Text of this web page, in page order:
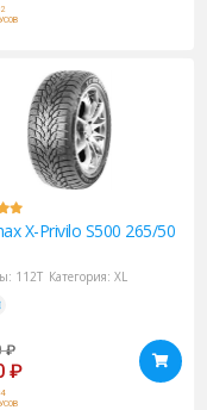
X-Privilo S500 265/50
112T Категория: XL
₽
₽